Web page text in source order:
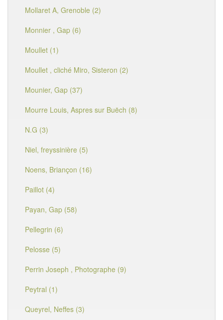
Mollaret A, Grenoble (2)
Monnier , Gap (6)
Moullet (1)
Moullet , cliché Miro, Sisteron (2)
Mounier, Gap (37)
Mourre Louis, Aspres sur Buëch (8)
N.G (3)
Niel, freyssinière (5)
Noens, Briançon (16)
Paillot (4)
Payan, Gap (58)
Pellegrin (6)
Pelosse (5)
Perrin Joseph , Photographe (9)
Peytral (1)
Queyrel, Neffes (3)